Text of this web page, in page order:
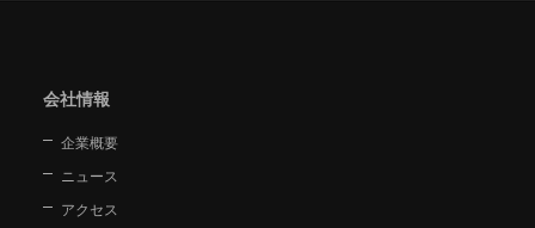
会社情報
企業概要
ニュース
アクセス